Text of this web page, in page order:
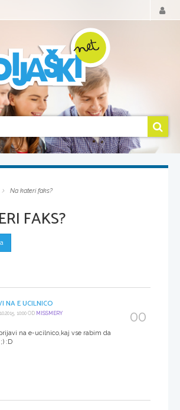
Na kateri faks?
FAKS?
NA E UCILNICO
10:00 OD MISSMERY
na e-ucilnico,kaj vse rabim da
:D
00